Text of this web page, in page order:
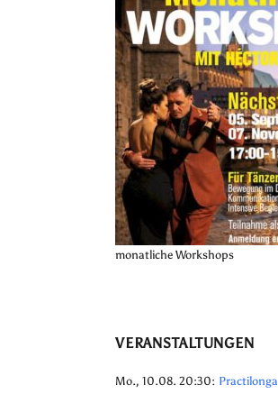
monatliche Workshops
VERANSTALTUNGEN
Mo., 10.08. 20:30: Practilonga